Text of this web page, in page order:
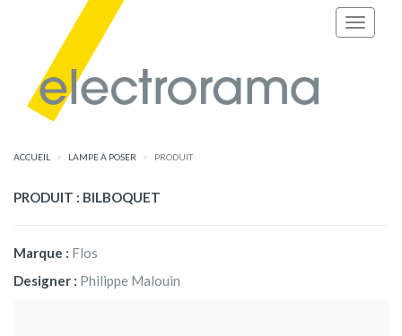
ACCUEIL LAMPE À POSER PRODUIT
PRODUIT : BILBOQUET
Marque : Flos
Designer : Philippe Malouin